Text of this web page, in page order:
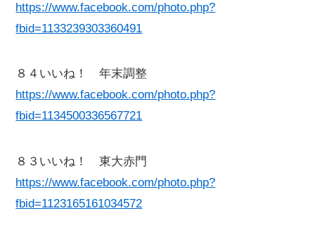
https://www.facebook.com/photo.php?
fbid=1133239303360491
８４いいね！ 年末調整
https://www.facebook.com/photo.php?
fbid=1134500336567721
８３いいね！ 東大赤門
https://www.facebook.com/photo.php?
fbid=1123165161034572